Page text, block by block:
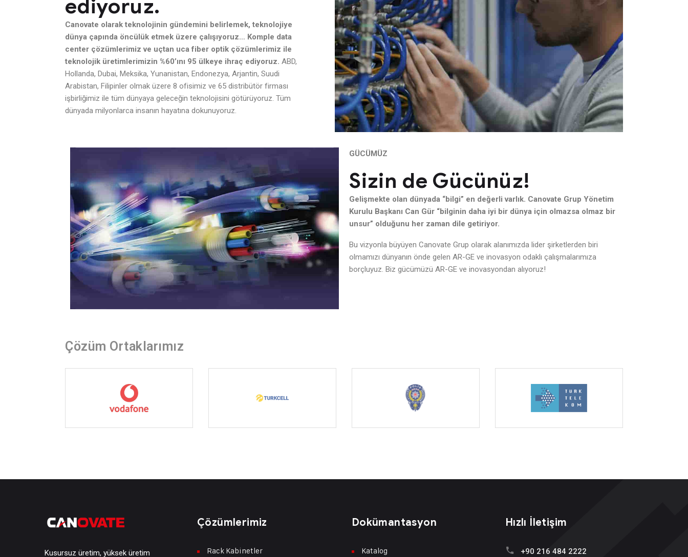
ediyoruz.
Canovate olarak teknolojinin gündemini belirlemek, teknolojiye
dünya çapında öncülük etmek üzere çalışıyoruz… Komple data
center çözümlerimiz ve uçtan uca fiber optik çözümlerimiz ile
teknolojik üretimlerimizin %60’ını 95 ülkeye ihraç ediyoruz. ABD,
Hollanda, Dubai, Meksika, Yunanistan, Endonezya, Arjantin, Suudi
Arabistan, Filipinler olmak üzere 8 ofisimiz ve 65 distribütör firması
işbirliğimiz ile tüm dünyaya geleceğin teknolojisini götürüyoruz. Tüm
dünyada milyonlarca insanın hayatına dokunuyoruz.
GÜCÜMÜZ
Sizin de Gücünüz!
Gelişmekte olan dünyada “bilgi” en değerli varlık. Canovate Grup Yönetim
Kurulu Başkanı Can Gür “bilginin daha iyi bir dünya için olmazsa olmaz bir
unsur” olduğunu her zaman dile getiriyor.
Bu vizyonla büyüyen Canovate Grup olarak alanımızda lider şirketlerden biri
olmamızı dünyanın önde gelen AR-GE ve inovasyon odaklı çalışmalarımıza
borçluyuz. Biz gücümüzü AR-GE ve inovasyondan alıyoruz!
Çözüm Ortaklarımız
Kusursuz üretim, yüksek üretim
Çözümlerimiz
Rack Kabinetler
Dokümantasyon
Katalog
Hızlı İletişim
+90 216 484 2222